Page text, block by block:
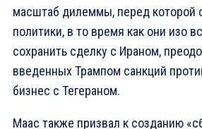
масштаб дилеммы, перед которой
политики, в то время как они изо
сохранить сделку с Ираном,
введенных Трампом санкций
бизнес с Тегераном.
Маас также призвал к созданию